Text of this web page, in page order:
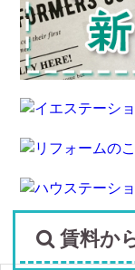
賃料か